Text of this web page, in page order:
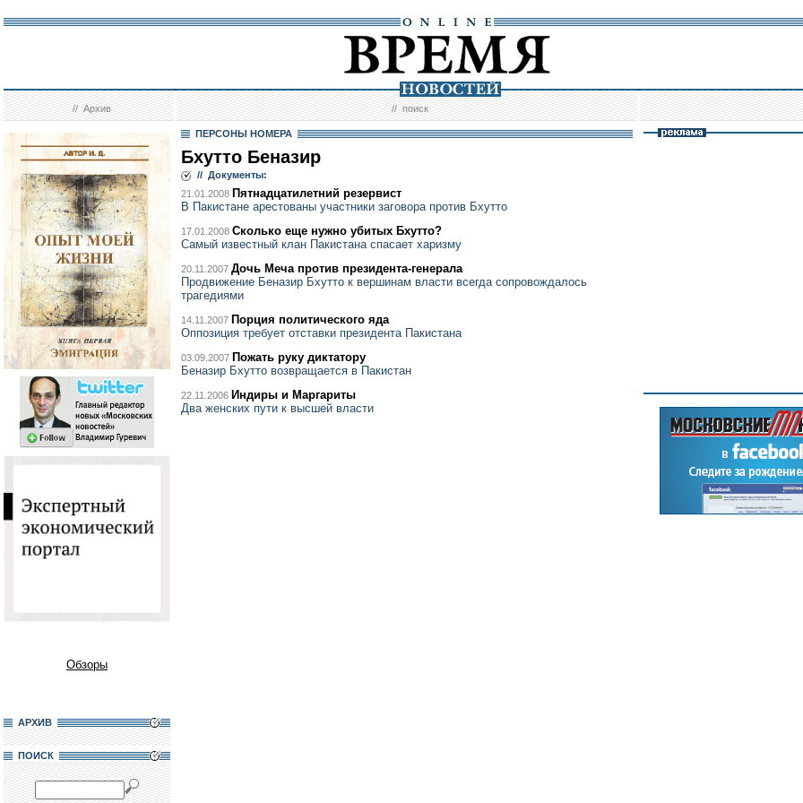
//Архив //поиск
Обзоры
АРХИВ
ПОИСК
ПЕРСОНЫ НОМЕРА
Бхутто Беназир
// Документы:
21.01.2008 Пятнадцатилетний резервист
В Пакистане арестованы участники заговора против Бхутто
17.01.2008 Сколько еще нужно убитых Бхутто?
Самый известный клан Пакистана спасает харизму
20.11.2007 Дочь Меча против президента-генерала
Продвижение Беназир Бхутто к вершинам власти всегда сопровождалось
трагедиями
14.11.2007 Порция политического яда
Оппозиция требует отставки президента Пакистана
03.09.2007 Пожать руку диктатору
Беназир Бхутто возвращается в Пакистан
22.11.2006 Индиры и Маргариты
Два женских пути к высшей власти